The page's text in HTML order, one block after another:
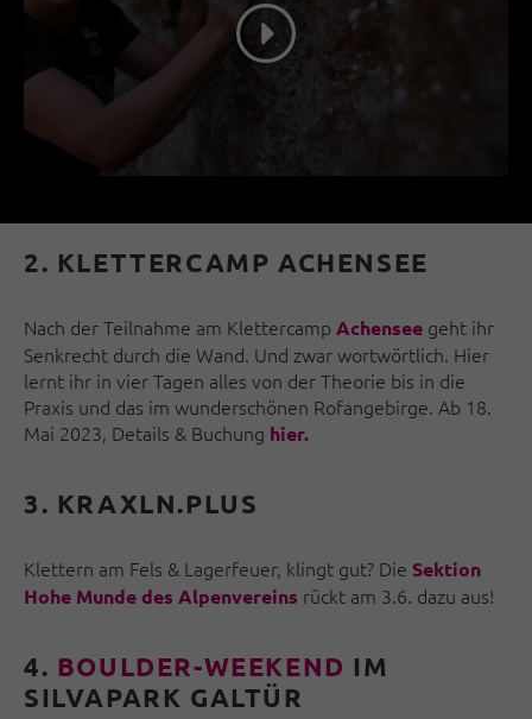
2. KLETTERCAMP ACHENSEE
Nach der Teilnahme am KlettercampAchensee geht ihr
Senkrecht durch die Wand. Und zwar wortwörtlich. Hier
lernt ihr in vier Tagen alles von der Theorie bis in die
Praxis und das im wunderschönen Rofangebirge. Ab 18.
Mai 2023, Details & Buchung hier.
3. KRAXLN.PLUS
Klettern am Fels & Lagerfeuer, klingt gut? Die Sektion
Hohe Munde des Alpenvereins rückt am 3.6. dazu aus!
4. BOULDER-WEEKEND IM
SILVAPARK GALTÜR